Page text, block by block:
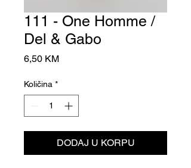
111 - One Homme /
Del & Gabo
6,50 KMCijena
Količina *
DODAJ U KORPU